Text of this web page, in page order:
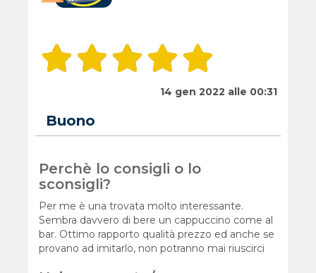
14 gen 2022 alle 00:31
Buono
Perchè lo consigli o lo
sconsigli?
Per me è una trovata molto interessante.
Sembra davvero di bere un cappuccino come al
bar. Ottimo rapporto qualità prezzo ed anche se
provano ad imitarlo, non potranno mai riuscirci